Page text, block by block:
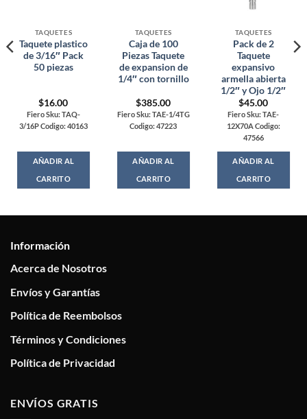
TAQUETES
Taquete plastico
de 3/16″ Pack
50 piezas
$16.00
Fiero Sku: TAQ-
3/16P Codigo: 40163
AÑADIR AL
CARRITO
TAQUETES
Caja de 100
Piezas Taquete
de expansion de
1/4″ con tornillo
$385.00
Fiero Sku: TAE-1/4TG
Codigo: 47223
AÑADIR AL
CARRITO
TAQUETES
Pack de 2
Taquete
expansivo
armella abierta
1/2″ y Ojo 1/2″
$45.00
Fiero Sku: TAE-
12X70A Codigo:
47566
AÑADIR AL
CARRITO
Información
Acerca de Nosotros
Envíos y Garantías
Política de Reembolsos
Términos y Condiciones
Política de Privacidad
ENVÍOS GRATIS